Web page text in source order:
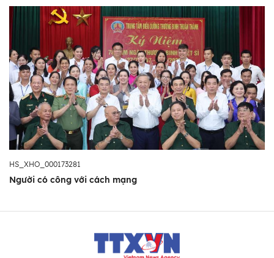
HS_XHO_000173281
Người có công với cách mạng